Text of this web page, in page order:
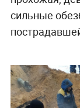
сильные